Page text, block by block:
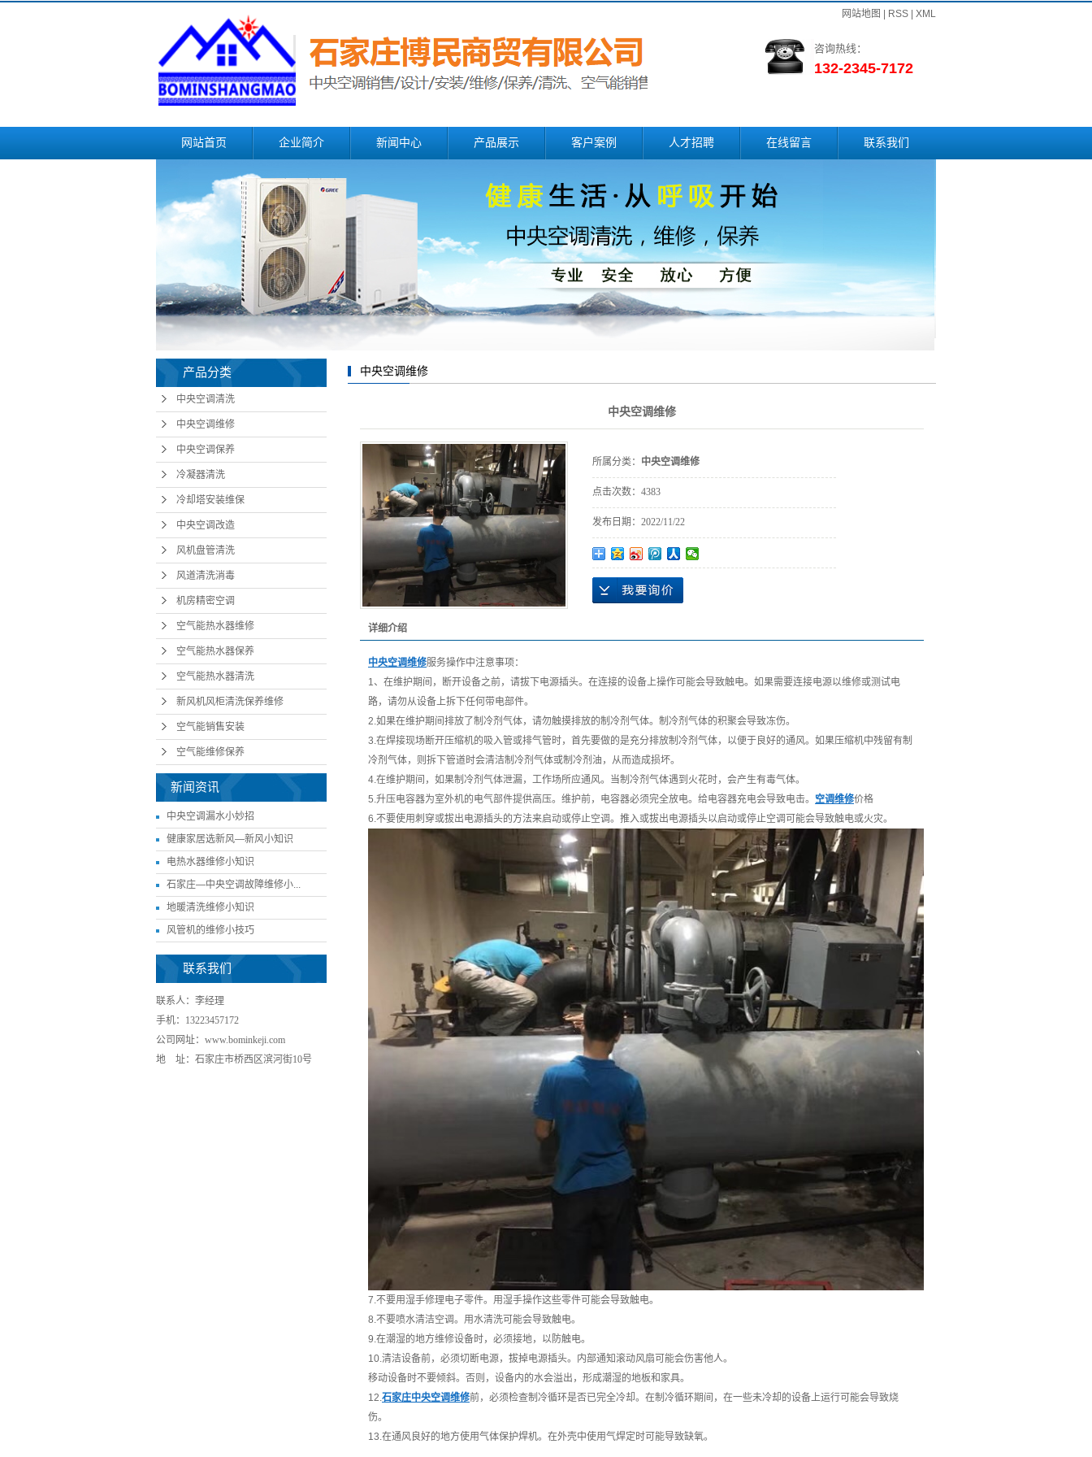
网站地图 RSS XML
咨询热线：
132-2345-7172
网站首页 企业简介 新闻中心
行业新闻
产品展示
中央空调维修
中央空调保养
冷凝器清洗
冷却塔安装维保
中央空调改造
机房精密空调
空气能热水器保养
空气能热水器清洗
新风机风柜清洗保
养维修
空气能销售安装
空气能维修保养
客户案例 人才招聘 在线留言 联系我们
产品分类
中央空调清洗
中央空调维修
中央空调保养
冷凝器清洗
冷却塔安装维保
中央空调改造
风机盘管清洗
风道清洗消毒
机房精密空调
空气能热水器维修
空气能热水器保养
空气能热水器清洗
新风机风柜清洗保养维修
空气能销售安装
空气能维修保养
新闻资讯
中央空调漏水小妙招
健康家居选新风—新风小知识
电热水器维修小知识
石家庄—中央空调故障维修小...
地暖清洗维修小知识
风管机的维修小技巧
联系我们
联系人：李经理
手机：13223457172
公司网址：www.bominkeji.com
地 址：石家庄市桥西区滨河街10号
中央空调维修
中央空调维修
所属分类： 中央空调维修
点击次数： 4383
发布日期： 2022/11/22
详细介绍
中央空调维修服务操作中注意事项：
1、在维护期间，断开设备之前，请拔下电源插头。在连接的设备上操作可能会导致触电。如果需要连接电源以维修或测试电
路，请勿从设备上拆下任何带电部件。
2.如果在维护期间排放了制冷剂气体，请勿触摸排放的制冷剂气体。制冷剂气体的积聚会导致冻伤。
3.在焊接现场断开压缩机的吸入管或排气管时，首先要做的是充分排放制冷剂气体，以便于良好的通风。如果压缩机中残留有制
冷剂气体，则拆下管道时会清洁制冷剂气体或制冷剂油，从而造成损坏。
4.在维护期间，如果制冷剂气体泄漏，工作场所应通风。当制冷剂气体遇到火花时，会产生有毒气体。
5.升压电容器为室外机的电气部件提供高压。维护前，电容器必须完全放电。给电容器充电会导致电击。 空调维修价格
6.不要使用刺穿或拔出电源插头的方法来启动或停止空调。推入或拔出电源插头以启动或停止空调可能会导致触电或火灾。
7.不要用湿手修理电子零件。用湿手操作这些零件可能会导致触电。
8.不要喷水清洁空调。用水清洗可能会导致触电。
9.在潮湿的地方维修设备时，必须接地，以防触电。
10.清洁设备前，必须切断电源，拔掉电源插头。内部通知滚动风扇可能会伤害他人。
移动设备时不要倾斜。否则，设备内的水会溢出，形成潮湿的地板和家具。
12.石家庄中央空调维修前，必须检查制冷循环是否已完全冷却。在制冷循环期间，在一些未冷却的设备上运行可能会导致烧
伤。
13.在通风良好的地方使用气体保护焊机。在外壳中使用气焊定时可能导致缺氧。